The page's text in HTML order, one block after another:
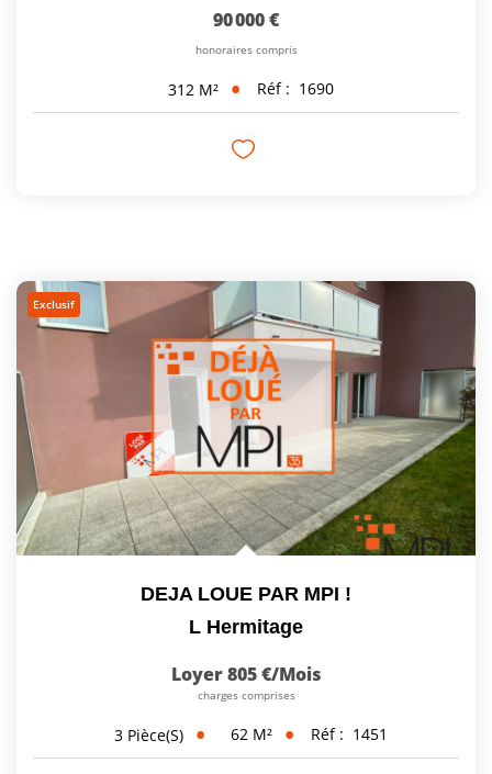
90 000 €
honoraires compris
312 M² Réf : 1690
Exclusif
DEJA LOUE PAR MPI !
L Hermitage
Loyer 805 €/mois
charges comprises
3 Pièce(s) 62 M² Réf : 1451